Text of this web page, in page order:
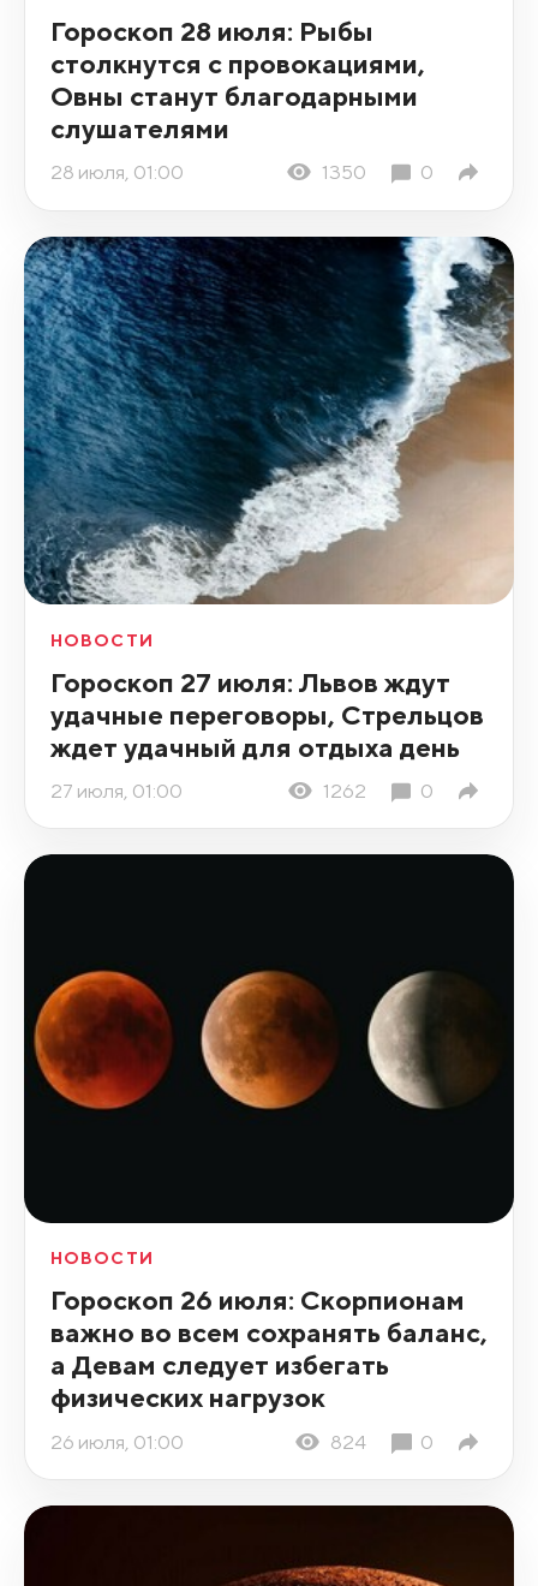
Гороскоп 28 июля: Рыбы
столкнутся с провокациями,
Овны станут благодарными
слушателями
28 июля, 01:00 1350 0
НОВОСТИ
Гороскоп 27 июля: Львов ждут
удачные переговоры, Стрельцов
ждет удачный для отдыха день
27 июля, 01:00 1262 0
НОВОСТИ
Гороскоп 26 июля: Скорпионам
важно во всем сохранять баланс,
а Девам следует избегать
физических нагрузок
26 июля, 01:00 824 0